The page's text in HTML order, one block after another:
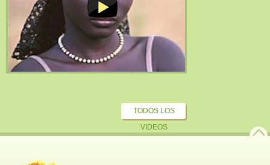
TODOS LOS
VIDEOS